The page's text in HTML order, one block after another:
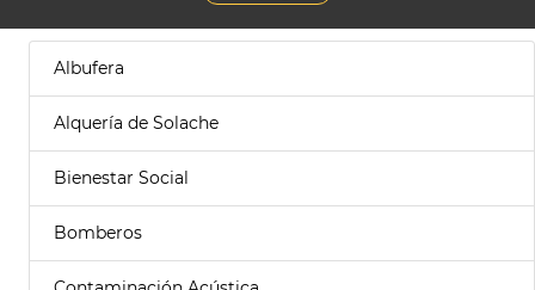
Albufera
Alquería de Solache
Bienestar Social
Bomberos